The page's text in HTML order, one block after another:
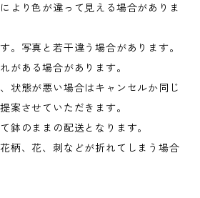
より色が違って見える場合がありま
。写真と若干違う場合があります。
がある場合があります。
状態が悪い場合はキャンセルか同じ
案させていただきます。
鉢のままの配送となります。
柄、花、刺などが折れてしまう場合